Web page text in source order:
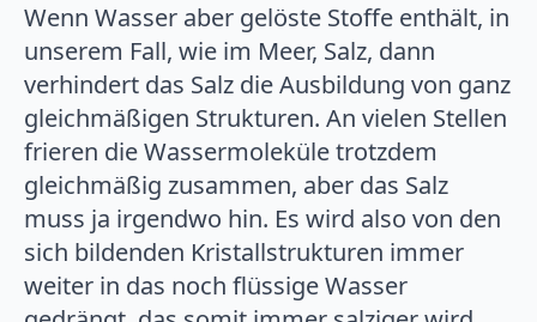
Wenn Wasser aber gelöste Stoffe enthält, in
unserem Fall, wie im Meer, Salz, dann
verhindert das Salz die Ausbildung von ganz
gleichmäßigen Strukturen. An vielen Stellen
frieren die Wassermoleküle trotzdem
gleichmäßig zusammen, aber das Salz
muss ja irgendwo hin. Es wird also von den
sich bildenden Kristallstrukturen immer
weiter in das noch flüssige Wasser